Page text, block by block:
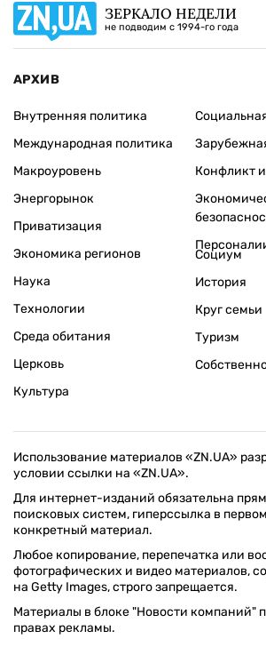
ЗЕРКАЛО НЕДЕЛИ
не подводим с 1994-го года
АРХИВ
Внутренняя политика
Международная политика
Макроуровень
Энергорынок
Приватизация
Экономика регионов
Конфликт
Наука
Технологии
Среда обитания
Церковь
Культура
Социум
История
Круг семьи
Туризм
Использование материалов «ZN.UA»
условии ссылки на «ZN.UA».
Для интернет-изданий обязательна
поисковых систем, гиперссылка в
конкретный материал.
Любое копирование, перепечатка или
фотографических и видео материалов,
на Getty Images, строго запрещается.
Материалы в блоке "Новости компаний"
правах рекламы.